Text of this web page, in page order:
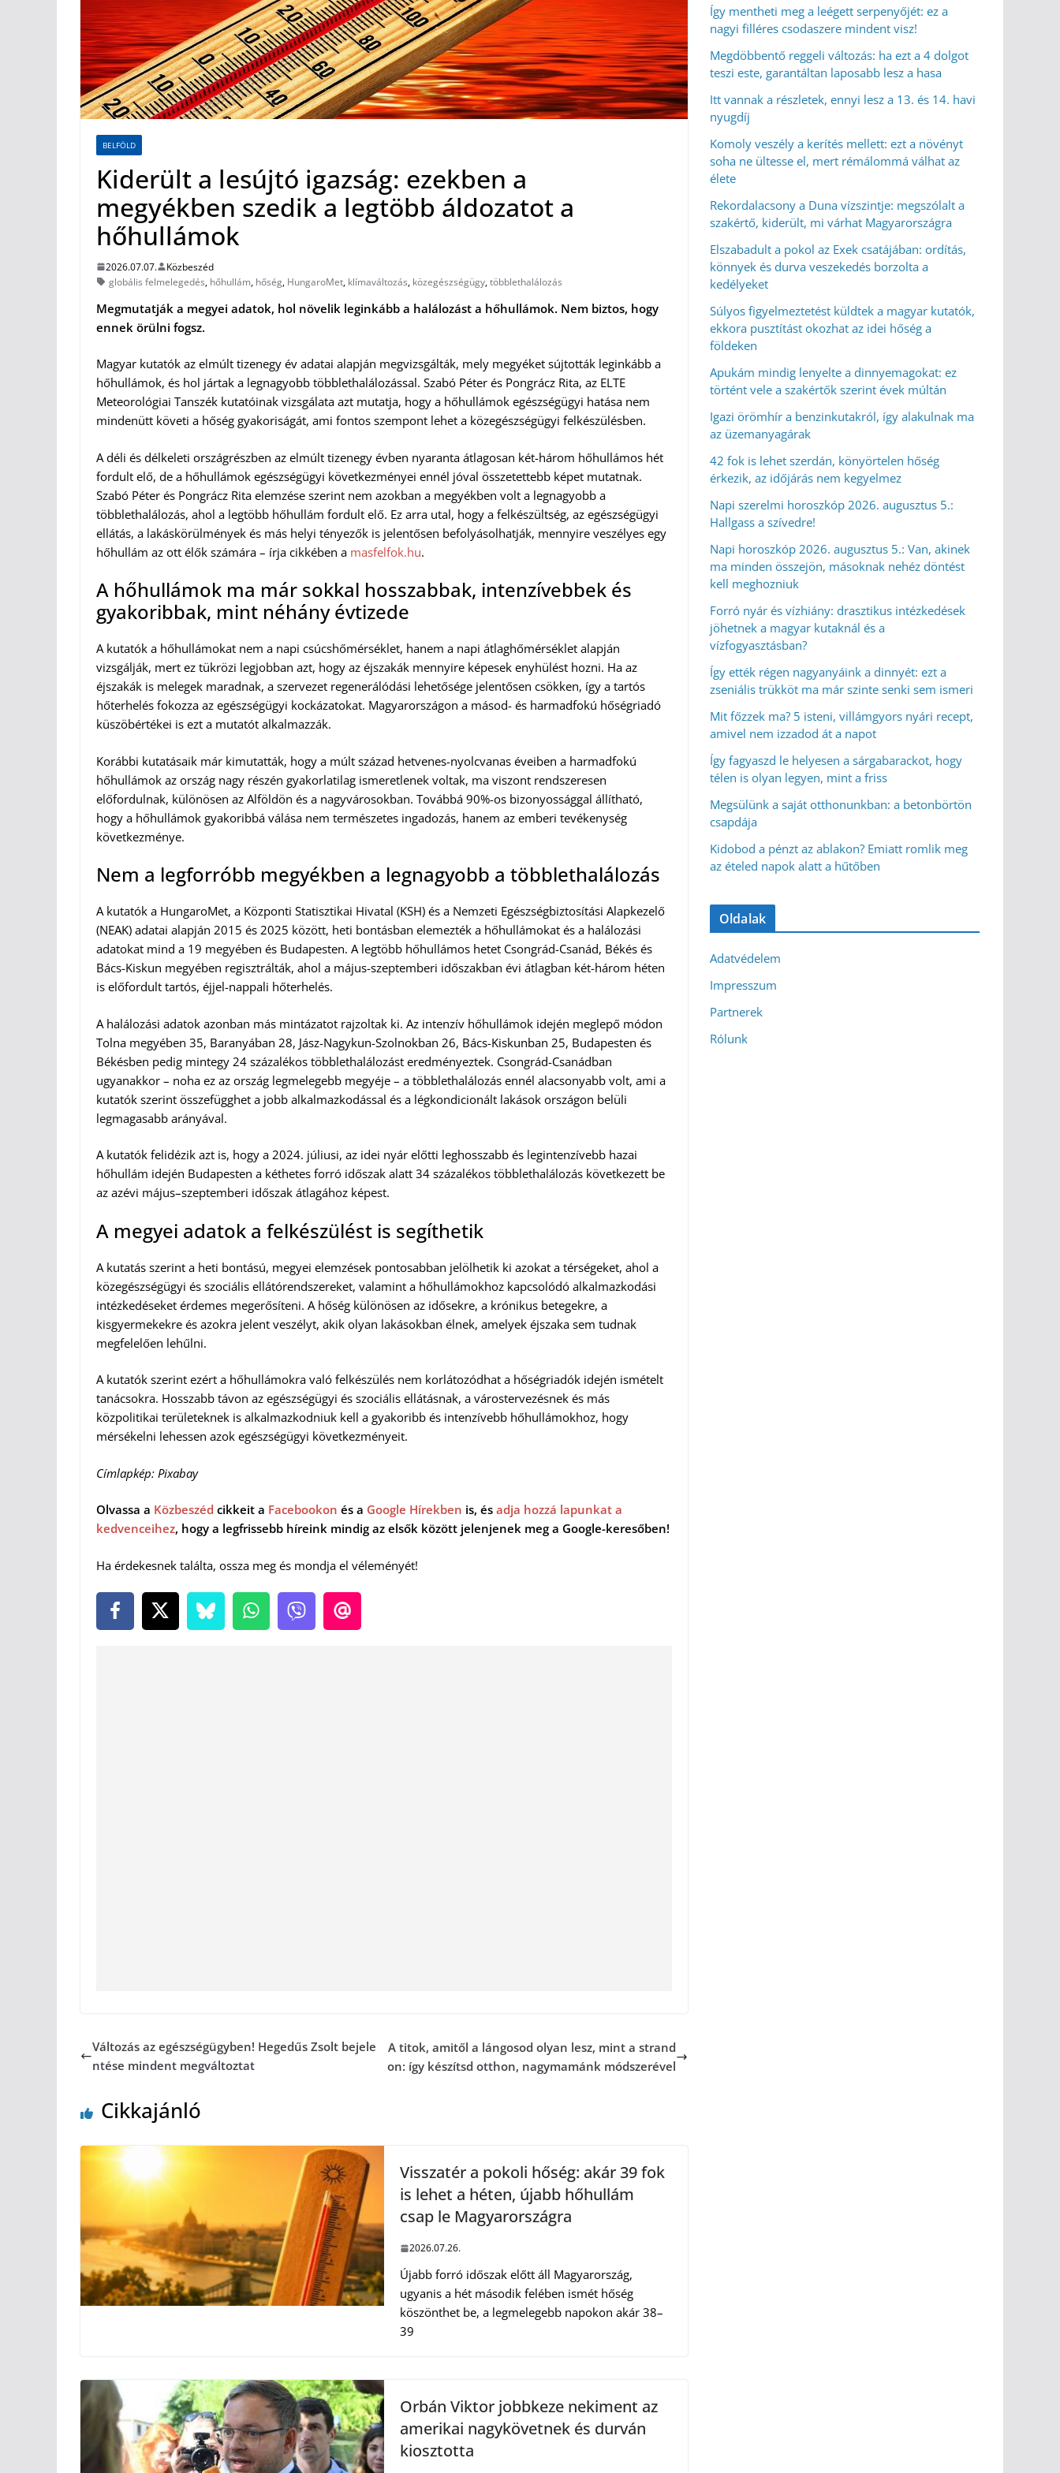
BELFÖLD
Kiderült a lesújtó igazság: ezekben a
megyékben szedik a legtöbb áldozatot a
hőhullámok
2026.07.07.
Közbeszéd
globális felmelegedés, hőhullám, hőség, HungaroMet, klímaváltozás, közegészségügy,többlethalálozás
Megmutatják a megyei adatok, hol növelik leginkább a halálozást a hőhullámok. Nem biztos, hogy
ennek örülni fogsz.
Magyar kutatók az elmúlt tizenegy év adatai alapján megvizsgálták, mely megyéket sújtották leginkább a
hőhullámok, és hol jártak a legnagyobb többlethalálozással. Szabó Péter és Pongrácz Rita, az ELTE
Meteorológiai Tanszék kutatóinak vizsgálata azt mutatja, hogy a hőhullámok egészségügyi hatása nem
mindenütt követi a hőség gyakoriságát, ami fontos szempont lehet a közegészségügyi felkészülésben.
A déli és délkeleti országrészben az elmúlt tizenegy évben nyaranta átlagosan két-három hőhullámos hét
fordult elő, de a hőhullámok egészségügyi következményei ennél jóval összetettebb képet mutatnak.
Szabó Péter és Pongrácz Rita elemzése szerint nem azokban a megyékben volt a legnagyobb a
többlethalálozás, ahol a legtöbb hőhullám fordult elő. Ez arra utal, hogy a felkészültség, az egészségügyi
ellátás, a lakáskörülmények és más helyi tényezők is jelentősen befolyásolhatják, mennyire veszélyes egy
hőhullám az ott élők számára – írja cikkében a masfelfok.hu.
A hőhullámok ma már sokkal hosszabbak, intenzívebbek és
gyakoribbak, mint néhány évtizede
A kutatók a hőhullámokat nem a napi csúcshőmérséklet, hanem a napi átlaghőmérséklet alapján
vizsgálják, mert ez tükrözi legjobban azt, hogy az éjszakák mennyire képesek enyhülést hozni. Ha az
éjszakák is melegek maradnak, a szervezet regenerálódási lehetősége jelentősen csökken, így a tartós
hőterhelés fokozza az egészségügyi kockázatokat. Magyarországon a másod- és harmadfokú hőségriadó
küszöbértékei is ezt a mutatót alkalmazzák.
Korábbi kutatásaik már kimutatták, hogy a múlt század hetvenes-nyolcvanas éveiben a harmadfokú
hőhullámok az ország nagy részén gyakorlatilag ismeretlenek voltak, ma viszont rendszeresen
előfordulnak, különösen az Alföldön és a nagyvárosokban. Továbbá 90%-os bizonyossággal állítható,
hogy a hőhullámok gyakoribbá válása nem természetes ingadozás, hanem az emberi tevékenység
következménye.
Nem a legforróbb megyékben a legnagyobb a többlethalálozás
A kutatók a HungaroMet, a Központi Statisztikai Hivatal (KSH) és a Nemzeti Egészségbiztosítási Alapkezelő
(NEAK) adatai alapján 2015 és 2025 között, heti bontásban elemezték a hőhullámokat és a halálozási
adatokat mind a 19 megyében és Budapesten. A legtöbb hőhullámos hetet Csongrád-Csanád, Békés és
Bács-Kiskun megyében regisztrálták, ahol a május-szeptemberi időszakban évi átlagban két-három héten
is előfordult tartós, éjjel-nappali hőterhelés.
A halálozási adatok azonban más mintázatot rajzoltak ki. Az intenzív hőhullámok idején meglepő módon
Tolna megyében 35, Baranyában 28, Jász-Nagykun-Szolnokban 26, Bács-Kiskunban 25, Budapesten és
Békésben pedig mintegy 24 százalékos többlethalálozást eredményeztek. Csongrád-Csanádban
ugyanakkor – noha ez az ország legmelegebb megyéje – a többlethalálozás ennél alacsonyabb volt, ami a
kutatók szerint összefügghet a jobb alkalmazkodással és a légkondicionált lakások országon belüli
legmagasabb arányával.
A kutatók felidézik azt is, hogy a 2024. júliusi, az idei nyár előtti leghosszabb és legintenzívebb hazai
hőhullám idején Budapesten a kéthetes forró időszak alatt 34 százalékos többlethalálozás következett be
az azévi május–szeptemberi időszak átlagához képest.
A megyei adatok a felkészülést is segíthetik
A kutatás szerint a heti bontású, megyei elemzések pontosabban jelölhetik ki azokat a térségeket, ahol a
közegészségügyi és szociális ellátórendszereket, valamint a hőhullámokhoz kapcsolódó alkalmazkodási
intézkedéseket érdemes megerősíteni. A hőség különösen az idősekre, a krónikus betegekre, a
kisgyermekekre és azokra jelent veszélyt, akik olyan lakásokban élnek, amelyek éjszaka sem tudnak
megfelelően lehűlni.
A kutatók szerint ezért a hőhullámokra való felkészülés nem korlátozódhat a hőségriadók idején ismételt
tanácsokra. Hosszabb távon az egészségügyi és szociális ellátásnak, a várostervezésnek és más
közpolitikai területeknek is alkalmazkodniuk kell a gyakoribb és intenzívebb hőhullámokhoz, hogy
mérsékelni lehessen azok egészségügyi következményeit.
Címlapkép: Pixabay
Olvassa a Közbeszéd cikkeit a Facebookon és a Google Hírekben is, és adja hozzá lapunkat a
kedvenceihez, hogy a legfrissebb híreink mindig az elsők között jelenjenek meg a Google-keresőben!
Ha érdekesnek találta, ossza meg és mondja el véleményét!
Változás az egészségügyben! Hegedűs Zsolt bejele
ntése mindent megváltoztat
A titok, amitől a lángosod olyan lesz, mint a strand
on: így készítsd otthon, nagymamánk módszerével
Cikkajánló
Visszatér a pokoli hőség: akár 39 fok
is lehet a héten, újabb hőhullám
csap le Magyarországra
2026.07.26.
Újabb forró időszak előtt áll Magyarország,
ugyanis a hét második felében ismét hőség
köszönthet be, a legmelegebb napokon akár 38–
39
Orbán Viktor jobbkeze nekiment az
amerikai nagykövetnek és durván
kiosztotta
Így mentheti meg a leégett serpenyőjét: ez a
nagyi filléres csodaszere mindent visz!
Megdöbbentő reggeli változás: ha ezt a 4 dolgot
teszi este, garantáltan laposabb lesz a hasa
Itt vannak a részletek, ennyi lesz a 13. és 14. havi
nyugdíj
Komoly veszély a kerítés mellett: ezt a növényt
soha ne ültesse el, mert rémálommá válhat az
élete
Rekordalacsony a Duna vízszintje: megszólalt a
szakértő, kiderült, mi várhat Magyarországra
Elszabadult a pokol az Exek csatájában: ordítás,
könnyek és durva veszekedés borzolta a
kedélyeket
Súlyos figyelmeztetést küldtek a magyar kutatók,
ekkora pusztítást okozhat az idei hőség a
földeken
Apukám mindig lenyelte a dinnyemagokat: ez
történt vele a szakértők szerint évek múltán
Igazi örömhír a benzinkutakról, így alakulnak ma
az üzemanyagárak
42 fok is lehet szerdán, könyörtelen hőség
érkezik, az időjárás nem kegyelmez
Napi szerelmi horoszkóp 2026. augusztus 5.:
Hallgass a szívedre!
Napi horoszkóp 2026. augusztus 5.: Van, akinek
ma minden összejön, másoknak nehéz döntést
kell meghozniuk
Forró nyár és vízhiány: drasztikus intézkedések
jöhetnek a magyar kutaknál és a
vízfogyasztásban?
Így ették régen nagyanyáink a dinnyét: ezt a
zseniális trükköt ma már szinte senki sem ismeri
Mit főzzek ma? 5 isteni, villámgyors nyári recept,
amivel nem izzadod át a napot
Így fagyaszd le helyesen a sárgabarackot, hogy
télen is olyan legyen, mint a friss
Megsülünk a saját otthonunkban: a betonbörtön
csapdája
Kidobod a pénzt az ablakon? Emiatt romlik meg
az ételed napok alatt a hűtőben
Oldalak
Adatvédelem
Impresszum
Partnerek
Rólunk